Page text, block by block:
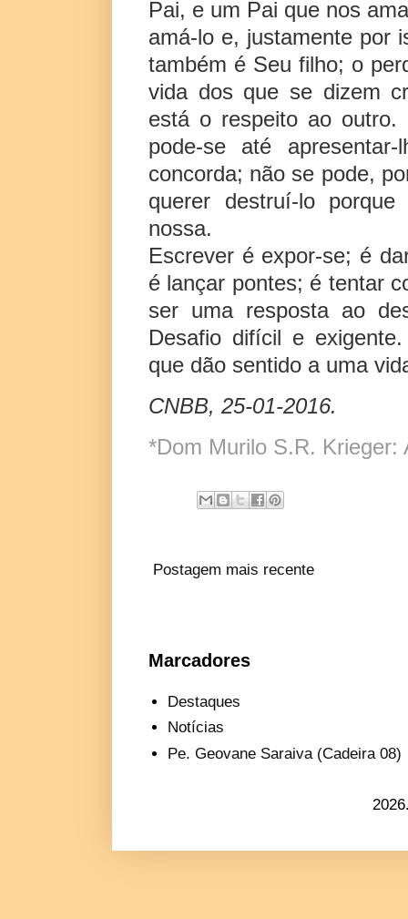
Pai, e um Pai que nos
amá-lo e, justamente por
também é Seu filho; o
vida dos que se dizem
está o respeito ao outro.
pode-se até
concorda; não se pode,
querer destruí-lo
nossa.
Escrever é expor-se; é
é lançar pontes; é tentar
ser uma resposta ao
Desafio difícil e
que dão sentido a uma
CNBB, 25-01-2016.
*Dom Murilo S.R. Krieger:
Postagem mais recente
Marcadores
Destaques
Notícias
Pe. Geovane Saraiva (Cadeira 08)